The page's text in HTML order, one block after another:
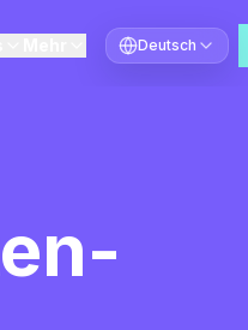
Sprache
Deutsch